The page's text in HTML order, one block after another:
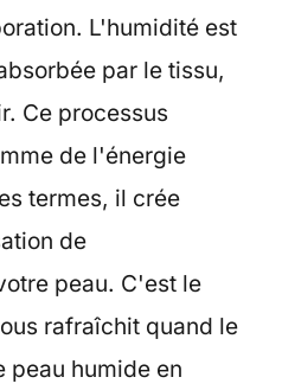
L'humidité est
par le tissu,
Ce processus
de l'énergie
termes, il crée
de
peau. C'est le
rafraîchit quand le
peau humide en